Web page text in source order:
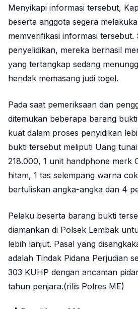
Menyikapi informasi tersebut,
beserta anggota segera
memverifikasi informasi tersebut.
penyelidikan, mereka berhasil
yang tertangkap sedang
hendak memasang judi togel.
Pada saat pemeriksaan dan
ditemukan beberapa barang
kuat dalam proses penyidikan
bukti tersebut meliputi Uang
218.000, 1 unit handphone merk
hitam, 1 tas selempang warna
bertuliskan angka-angka dan 4
Pelaku beserta barang bukti
diamankan di Polsek Lembak
lebih lanjut. Pasal yang
adalah Tindak Pidana Perjudian
303 KUHP dengan ancaman
tahun penjara.(rilis Polres ME)